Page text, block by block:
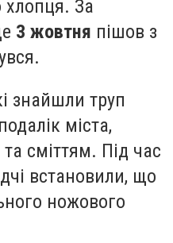
хлопця. За
3 жовтня пішов з
знайшли труп
міста,
сміттям. Під час
встановили, що
ножового